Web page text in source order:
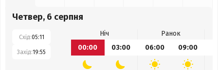
Четвер, 6 серпня
Схід:05:11
Захід:19:55
Ніч
Ранок
00:00
03:00 06:00 09:00